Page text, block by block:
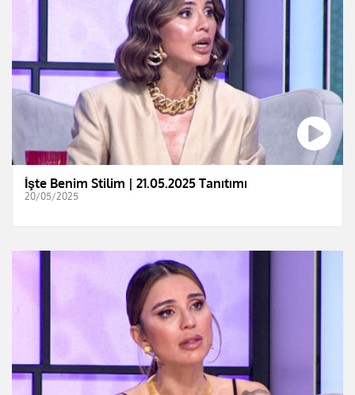
İşte Benim Stilim | 21.05.2025 Tanıtımı
20/05/2025